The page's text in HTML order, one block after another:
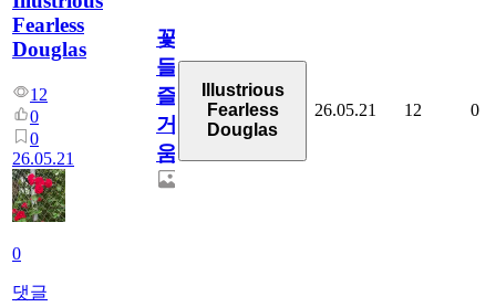
Fearless
Douglas
12
0
0
26.05.21
0
댓글
꽃
들,,,
즐
거
움
Illustrious
Fearless
Douglas
26.05.21 12 0